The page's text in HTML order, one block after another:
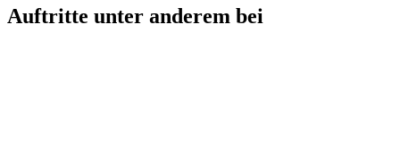
Auftritte unter anderem bei